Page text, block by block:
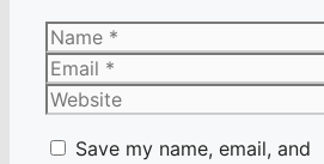
Name
Email
Website
Save my name, email, and